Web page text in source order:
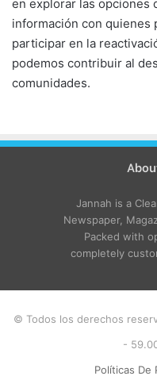
en explorar las opciones
información con quienes
participar en la
podemos contribuir al
comunidades.
Jannah is a
Newspaper,
Packed with
completely
© Todos los derechos
-
Políticas De